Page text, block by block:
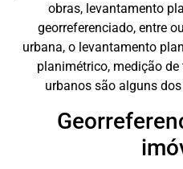
obras, levantamento
georreferenciado, entre
urbana, o levantamento
planimétrico, medição
urbanos são alguns